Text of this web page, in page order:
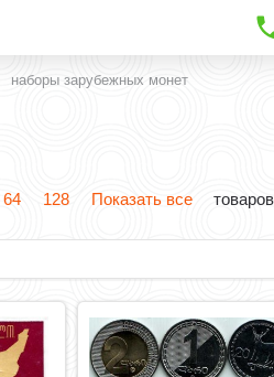
наборы зарубежных монет
64 128 Показать все